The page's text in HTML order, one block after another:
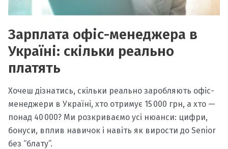
Зарплата офіс-менеджера в
Україні: скільки реально
платять
Хочеш дізнатись, скільки реально заробляють офіс-
менеджери в Україні, хто отримує 15 000 грн, а хто —
понад 40 000? Ми розкриваємо усі нюанси: цифри,
бонуси, вплив навичок і навіть як вирости до Senior
без “блату”.